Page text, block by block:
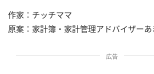
作家：チッチママ
原案：家計簿・家計管理アドバイザーあ
広告